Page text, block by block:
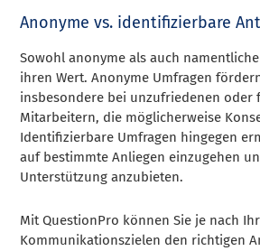
Anonyme vs. identifizierbare
Sowohl anonyme als auch
ihren Wert. Anonyme Umfragen
insbesondere bei unzufriedenen oder
Mitarbeitern, die möglicherweise
Identifizierbare Umfragen hingegen
auf bestimmte Anliegen einzugehen
Unterstützung anzubieten.
Mit QuestionPro können Sie je nach
Kommunikationszielen den richtigen